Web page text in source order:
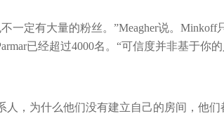
一定有大量的粉丝。”Meagher说。Minkoff
已经超过4000名。“可信度并非基于你
人，为什么他们没有建立自己的房间，他们